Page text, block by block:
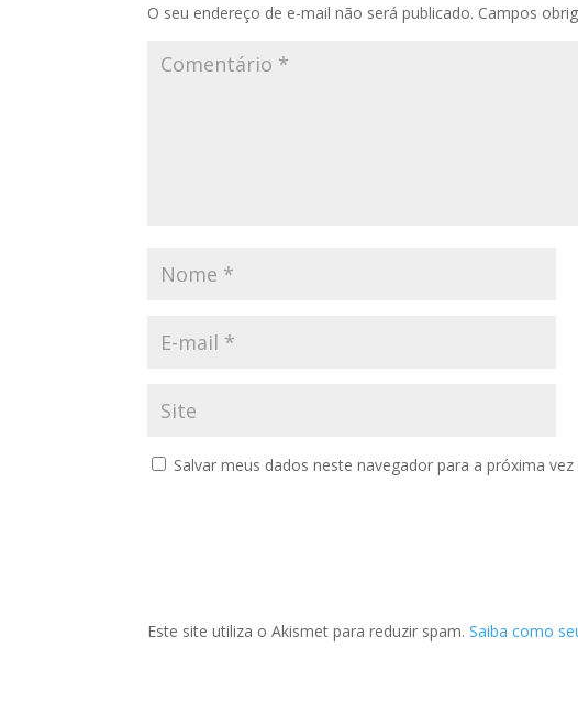
O seu endereço de e-mail não será publicado. Campos
Salvar meus dados neste navegador para a próxima
Este site utiliza o Akismet para reduzir spam.Saiba como